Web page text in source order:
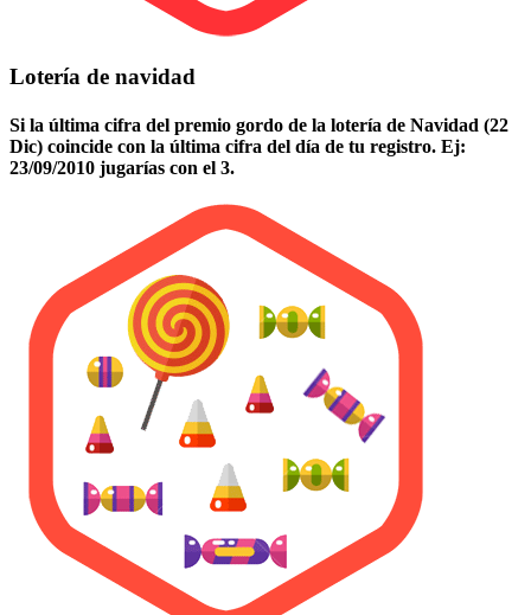
Lotería de navidad
Si la última cifra del premio gordo de la lotería de Navidad (22
Dic) coincide con la última cifra del día de tu registro. Ej:
23/09/2010 jugarías con el 3.